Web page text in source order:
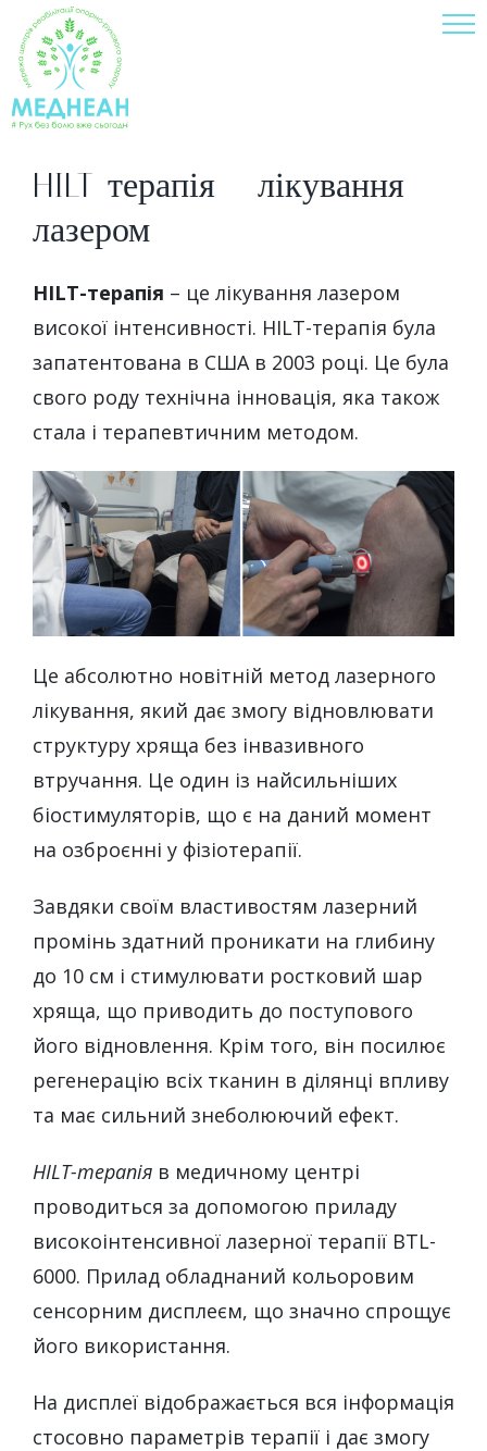
Skip
to
content
HILT-терапія – лікування
лазером
HILT-терапія – це лікування лазером
високої інтенсивності. HILT-терапія була
запатентована в США в 2003 році. Це була
свого роду технічна інновація, яка також
стала і терапевтичним методом.
Це абсолютно новітній метод лазерного
лікування, який дає змогу відновлювати
структуру хряща без інвазивного
втручання. Це один із найсильніших
біостимуляторів, що є на даний момент
на озброєнні у фізіотерапії.
Завдяки своїм властивостям лазерний
промінь здатний проникати на глибину
до 10 см і стимулювати ростковий шар
хряща, що приводить до поступового
його відновлення. Крім того, він посилює
регенерацію всіх тканин в ділянці впливу
та має сильний знеболюючий ефект.
HILT-терапія в медичному центрі
проводиться за допомогою приладу
високоінтенсивної лазерної терапії BTL-
6000. Прилад обладнаний кольоровим
сенсорним дисплеєм, що значно спрощує
його використання.
На дисплеї відображається вся інформація
стосовно параметрів терапії і дає змогу